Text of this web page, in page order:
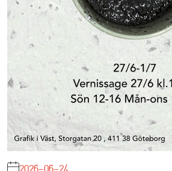
2026-06-24